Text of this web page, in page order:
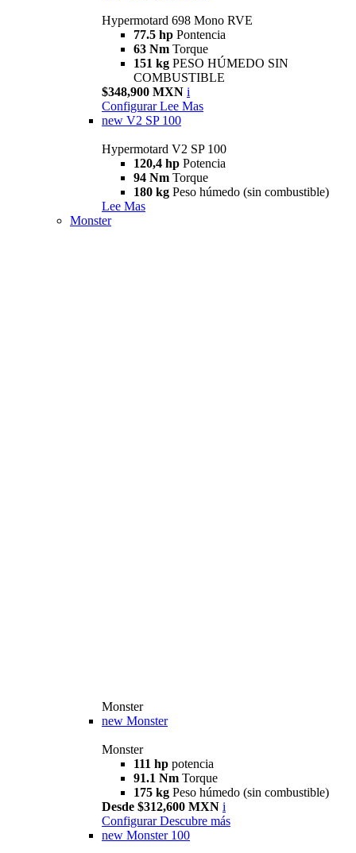
Hypermotard 698 Mono RVE
77.5 hp Pontencia
63 Nm Torque
151 kg PESO HÚMEDO SIN
COMBUSTIBLE
$348,900 MXN i
Configurar Lee Mas
new V2 SP 100
Hypermotard V2 SP 100
120,4 hp Potencia
94 Nm Torque
180 kg Peso húmedo (sin combustible)
Lee Mas
Monster
Monster
new Monster
Monster
111 hp potencia
91.1 Nm Torque
175 kg Peso húmedo (sin combustible)
Desde $312,600 MXN i
Configurar Descubre más
new Monster 100